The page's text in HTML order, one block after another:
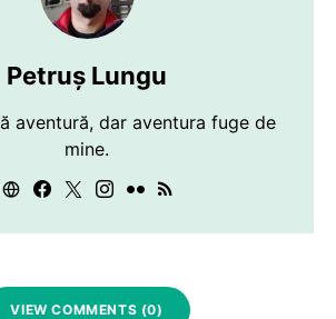
Petruș Lungu
aventură, dar aventura fuge de
mine.
VIEW COMMENTS (0)